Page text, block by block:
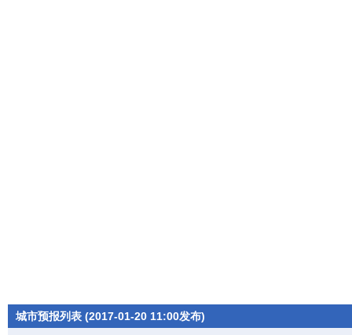
城市预报列表 (2017-01-20 11:00发布)